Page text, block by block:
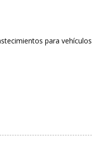
para vehículos